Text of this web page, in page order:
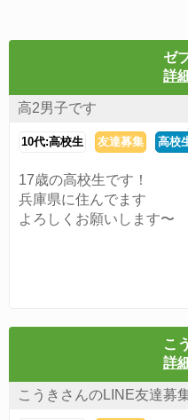
ゼ
詳
高2男子です
10代:高校生 友達募集 高校
17歳の高校生です！
兵庫県に住んでます
よろしくお願いします〜
こ
詳
こうきさんのLINE友達募